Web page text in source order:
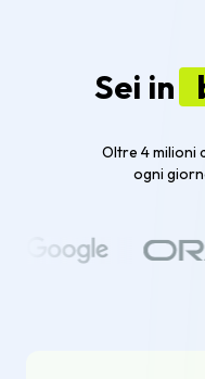
Sei in
Oltre 4 milioni
ogni